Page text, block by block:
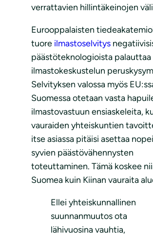
verrattavien hillintäkeinojen
Eurooppalaisten
tuore ilmastoselvitys
päästöteknologioista palauttaa
ilmastokeskustelun
Selvityksen valossa myös
Suomessa otetaan vasta
ilmastovastuun ensiaskeleita,
vauraiden yhteiskuntien
itse asiassa pitäisi asettaa
syvien päästövähennysten
toteuttaminen. Tämä koskee
Suomea kuin Kiinan vauraita
Ellei yhteiskunnallinen
suunnanmuutos ota
lähivuosina vauhtia,